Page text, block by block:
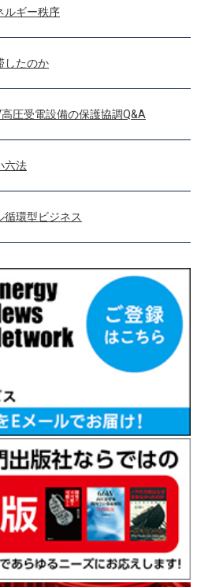
ルギー秩序
したのか
圧受電設備の保護協調Q&A
六法
環型ビジネス